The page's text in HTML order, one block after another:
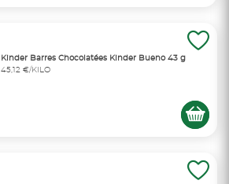
Kinder Barres Chocolatées Kinder Bueno 43 g
45,12 €/KILO